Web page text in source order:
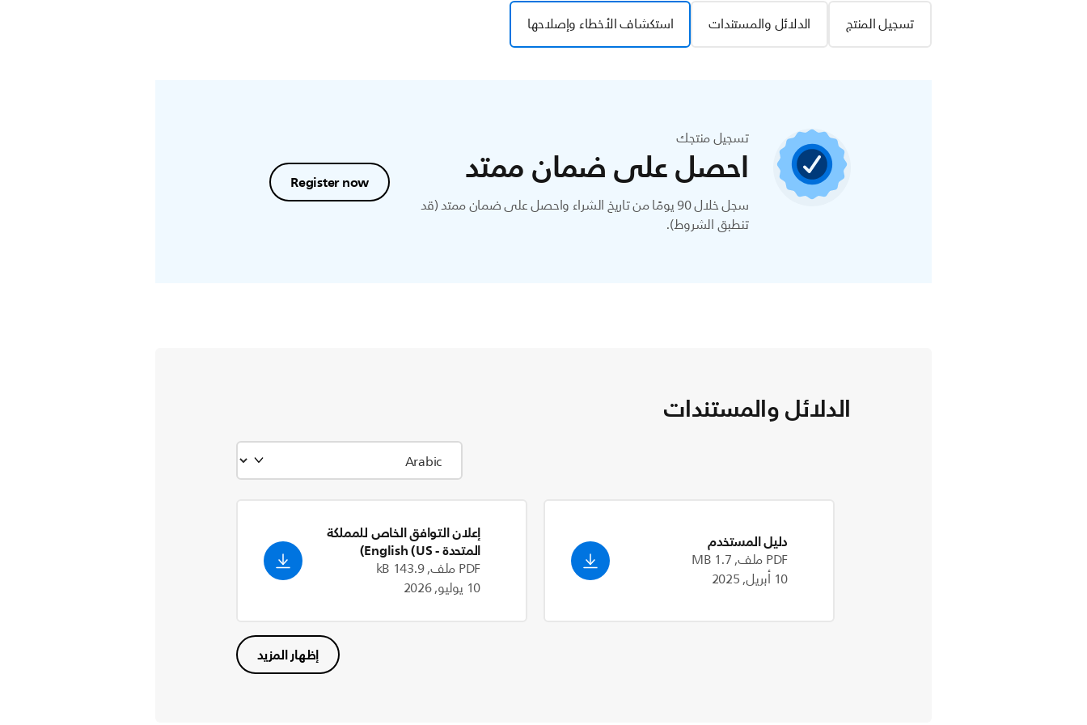
تسجيل المنتج الدلائل والمستندات استكشاف الأخطاء وإصلاحها
تسجيل منتجك
احصل على ضمان ممتد
سجل خلال 90 يومًا من تاريخ الشراء واحصل على ضمان ممتد (قد
تنطبق الشروط).
Register now
الدلائل والمستندات
دليل المستخدم
PDF ملف, 1.7 MB
10 أبريل, 2025
إعلان التوافق الخاص للمملكة
المتحدة- English (US)
PDF ملف, 143.9 kB
10 يوليو, 2026
إظهار المزيد